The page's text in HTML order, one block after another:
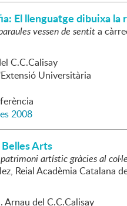
El llenguatge dibuixa la
vessen de sentita
C.C.Calisay
Universitària
2008
Arts
artístic gràcies al
Reial Acadèmia Catalana
del C.C.Calisay